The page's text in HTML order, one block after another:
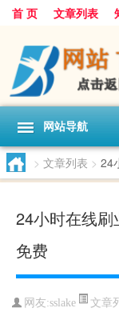
首 页 文章列表
网站导航
> 文章列表 > 24
24小时在线
免费
网友:sslake 文章